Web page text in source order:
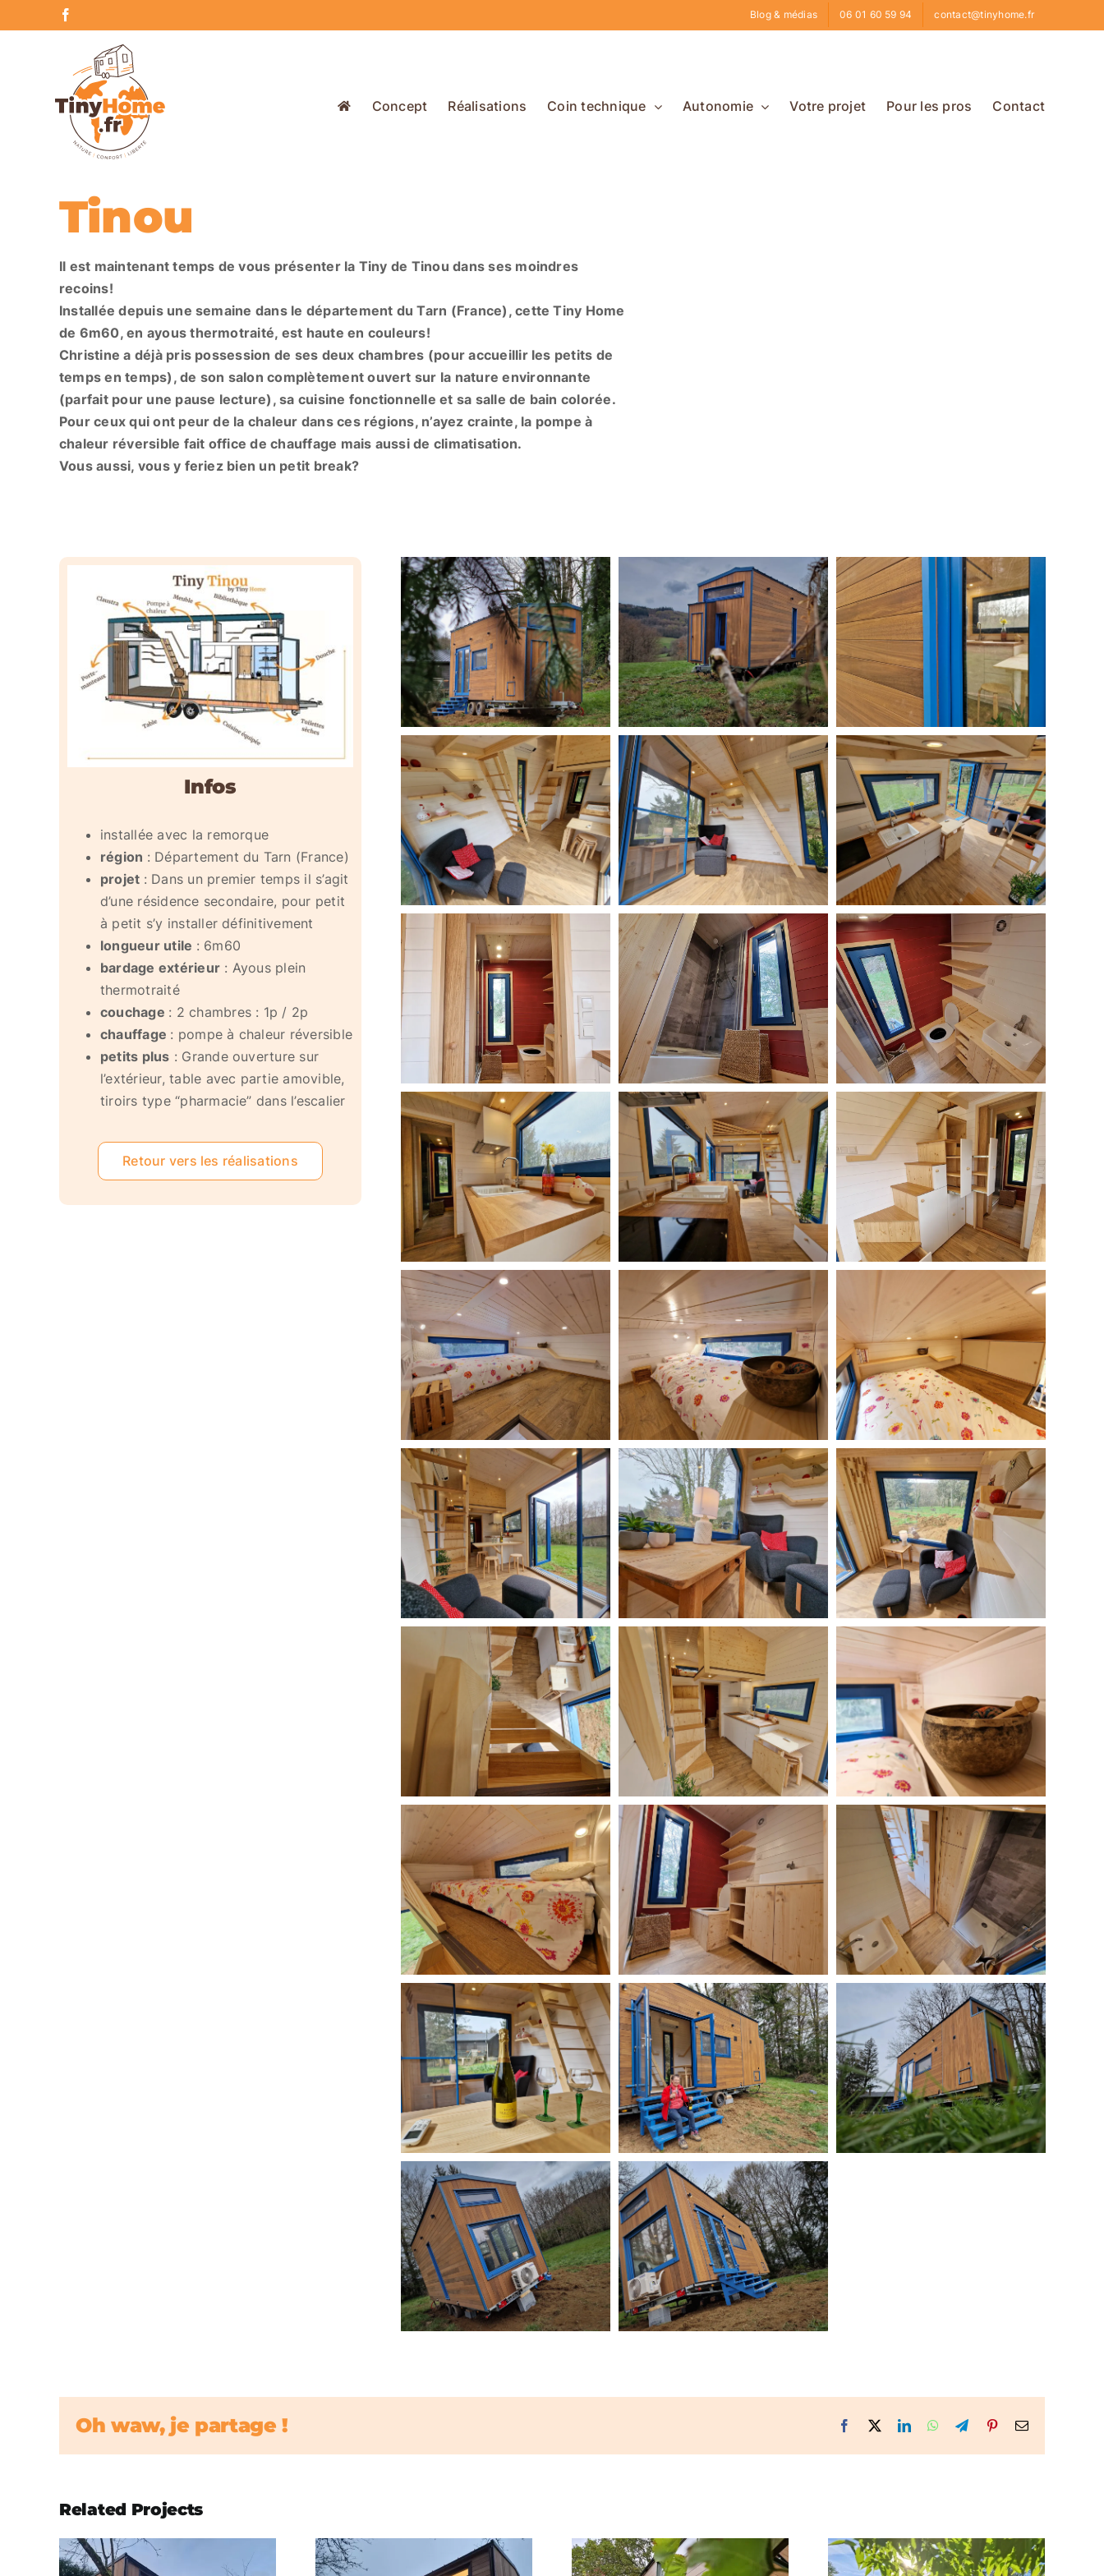
to
Blog & médias 06 01 60 59 94 contact@tinyhome.fr
Concept Réalisations Coin technique Autonomie Votre projet Pour les pros Contact
Tinou
Il est maintenant temps de vous présenter la Tiny de Tinou dans ses moindres
recoins!
Installée depuis une semaine dans le département du Tarn (France), cette Tiny Home
de 6m60, en ayous thermotraité, est haute en couleurs!
Christine a déjà pris possession de ses deux chambres (pour accueillir les petits de
temps en temps), de son salon complètement ouvert sur la nature environnante
(parfait pour une pause lecture), sa cuisine fonctionnelle et sa salle de bain colorée.
Pour ceux qui ont peur de la chaleur dans ces régions, n’ayez crainte, la pompe à
chaleur réversible fait office de chauffage mais aussi de climatisation.
Vous aussi, vous y feriez bien un petit break?
Infos
installée avec la remorque
région : Département du Tarn (France)
projet : Dans un premier temps il s’agit
d’une résidence secondaire, pour petit
à petit s’y installer définitivement
longueur utile : 6m60
bardage extérieur : Ayous plein
thermotraité
couchage : 2 chambres : 1p / 2p
chauffage : pompe à chaleur réversible
petits plus : Grande ouverture sur
l’extérieur, table avec partie amovible,
tiroirs type “pharmacie” dans l’escalier
Retour vers les réalisations
Oh waw, je partage ! Facebook
X LinkedInWhatsApp
TelegramPinterestEmail
Related Projects